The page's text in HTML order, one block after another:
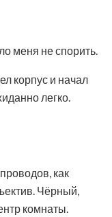
меня не спорить.
корпус и начал
легко.
как
Чёрный,
комнаты.